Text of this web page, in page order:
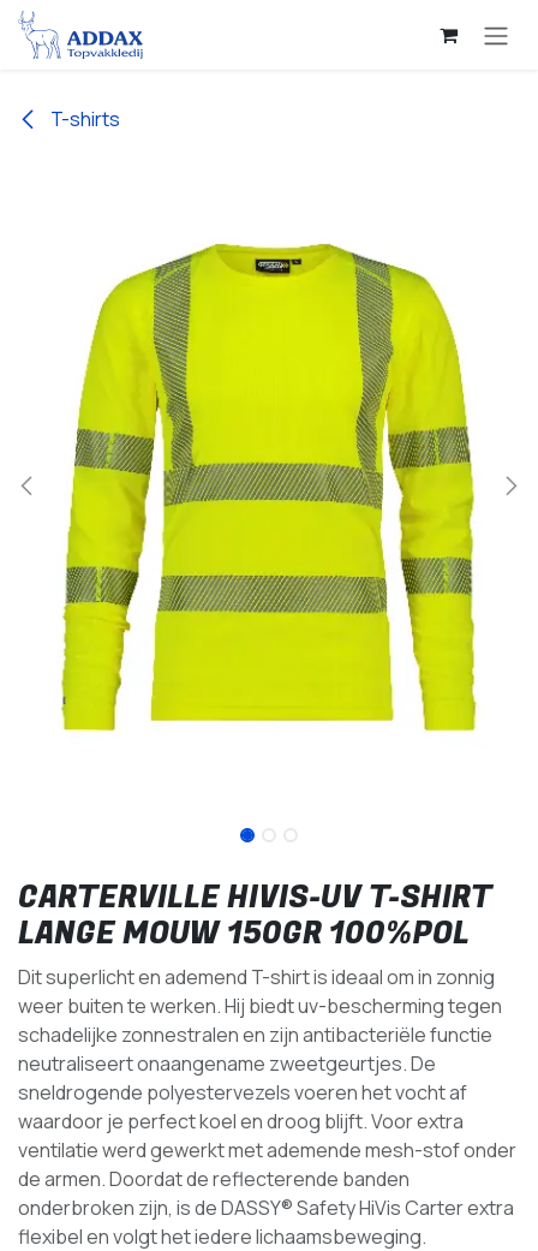
Overslaan naar inhoud
T-shirts
CARTERVILLE HIVIS-UV T-SHIRT
LANGE MOUW 150GR 100%POL
Dit superlicht en ademend T-shirt is ideaal om in zonnig
weer buiten te werken. Hij biedt uv-bescherming tegen
schadelijke zonnestralen en zijn antibacteriële functie
neutraliseert onaangename zweetgeurtjes. De
sneldrogende polyestervezels voeren het vocht af
waardoor je perfect koel en droog blijft. Voor extra
ventilatie werd gewerkt met ademende mesh-stof onder
de armen. Doordat de reflecterende banden
onderbroken zijn, is de DASSY® Safety HiVis Carter extra
flexibel en volgt het iedere lichaamsbeweging.